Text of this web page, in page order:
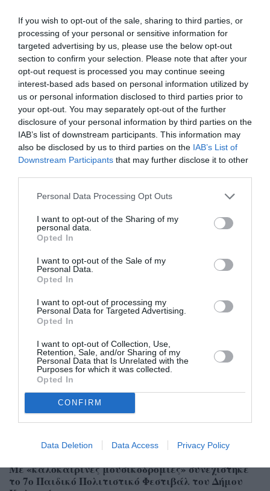
If you wish to opt-out of the sale, sharing to third parties, or
processing of your personal or sensitive information for
targeted advertising by us, please use the below opt-out
section to confirm your selection. Please note that after your
opt-out request is processed you may continue seeing
interest-based ads based on personal information utilized by
us or personal information disclosed to third parties prior to
your opt-out. You may separately opt-out of the further
disclosure of your personal information by third parties on the
IAB’s list of downstream participants. This information may
also be disclosed by us to third parties on the IAB’s List of
Downstream Participants that may further disclose it to other
Personal Data Processing Opt Outs
I want to opt-out of the Sharing of my
personal data.
Opted In
I want to opt-out of the Sale of my
Personal Data.
Opted In
I want to opt-out of processing my
Personal Data for Targeted Advertising.
Opted In
I want to opt-out of Collection, Use,
Retention, Sale, and/or Sharing of my
Personal Data that Is Unrelated with the
Purposes for which it was collected.
Opted In
CONFIRM
Data Deletion Data Access Privacy Policy
Σχετικά Άρθρα
Με «καλοκαιρινές μουσικοδρομίες» συνεχίστηκε
το 7ο Παιδικό Πολιτιστικό Φεστιβάλ του Δήμου